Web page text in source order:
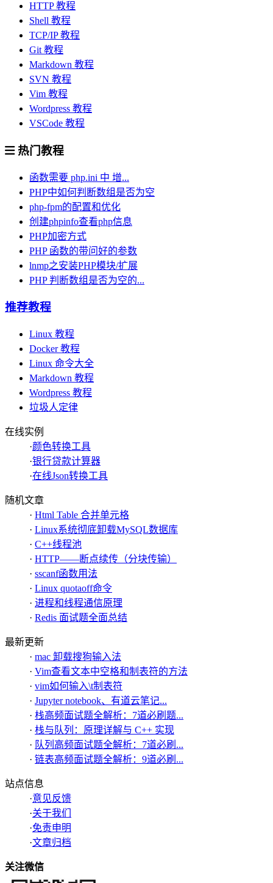
HTTP 教程
Shell 教程
TCP/IP 教程
Git 教程
Markdown 教程
SVN 教程
Vim 教程
Wordpress 教程
VSCode 教程
热门教程
函数需要 php.ini 中 增...
PHP中如何判断数组是否为空
php-fpm的配置和优化
创建phpinfo查看php信息
PHP加密方式
PHP 函数的带问好的参数
lnmp之安装PHP模块/扩展
PHP 判断数组是否为空的...
推荐教程
Linux 教程
Docker 教程
Linux 命令大全
Markdown 教程
Wordpress 教程
垃圾人定律
在线实例
·颜色转换工具
·银行贷款计算器
·在线Json转换工具
随机文章
· Html Table 合并单元格
· Linux系统彻底卸载MySQL数据库
· C++线程池
· HTTP——断点续传（分块传输）
· sscanf函数用法
· Linux quotaoff命令
· 进程和线程通信原理
· Redis 面试题全面总结
最新更新
· mac 卸载搜狗输入法
· Vim查看文本中空格和制表符的方法
· vim如何输入\t制表符
· Jupyter notebook、有道云笔记...
· 栈高频面试题全解析：7道必刷题...
· 栈与队列：原理详解与 C++ 实现
· 队列高频面试题全解析：7道必刷...
· 链表高频面试题全解析：9道必刷...
站点信息
·意见反馈
·关于我们
·免责申明
·文章归档
关注微信